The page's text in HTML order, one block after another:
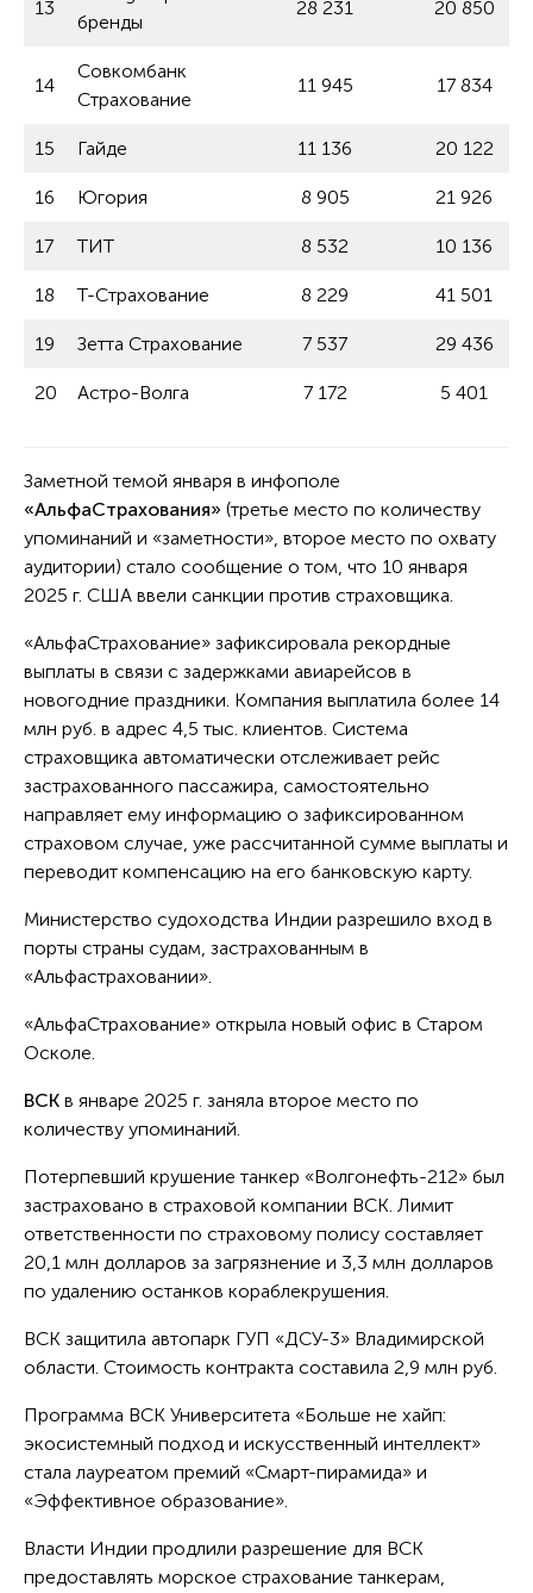
13
бренды
28 231 20 850
14
Совкомбанк
Страхование
11 945 17 834
15 Гайде 11 136 20 122
16 Югория 8 905 21 926
17 ТИТ 8 532 10 136
18 Т-Страхование 8 229 41 501
19 Зетта Страхование 7 537 29 436
20 Астро-Волга 7 172 5 401
Заметной темой января в инфополе
«АльфаСтрахования» (третье место по количеству
упоминаний и «заметности», второе место по охвату
аудитории) стало сообщение о том, что 10 января
2025 г. США ввели санкции против страховщика.
«АльфаСтрахование» зафиксировала рекордные
выплаты в связи с задержками авиарейсов в
новогодние праздники. Компания выплатила более 14
млн руб. в адрес 4,5 тыс. клиентов. Система
страховщика автоматически отслеживает рейс
застрахованного пассажира, самостоятельно
направляет ему информацию о зафиксированном
страховом случае, уже рассчитанной сумме выплаты и
переводит компенсацию на его банковскую карту.
Министерство судоходства Индии разрешило вход в
порты страны судам, застрахованным в
«Альфастраховании».
«АльфаСтрахование» открыла новый офис в Старом
Осколе.
ВСК в январе 2025 г. заняла второе место по
количеству упоминаний.
Потерпевший крушение танкер «Волгонефть-212» был
застраховано в страховой компании ВСК. Лимит
ответственности по страховому полису составляет
20,1 млн долларов за загрязнение и 3,3 млн долларов
по удалению останков кораблекрушения.
ВСК защитила автопарк ГУП «ДСУ-3» Владимирской
области. Стоимость контракта составила 2,9 млн руб.
Программа ВСК Университета «Больше не хайп:
экосистемный подход и искусственный интеллект»
стала лауреатом премий «Смарт-пирамида» и
«Эффективное образование».
Власти Индии продлили разрешение для ВСК
предоставлять морское страхование танкерам,